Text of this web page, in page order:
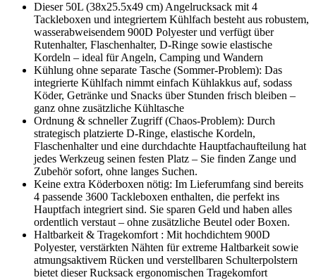
Dieser 50L (38x25.5x49 cm) Angelrucksack mit 4
Tackleboxen und integriertem Kühlfach besteht aus robustem,
wasserabweisendem 900D Polyester und verfügt über
Rutenhalter, Flaschenhalter, D-Ringe sowie elastische
Kordeln – ideal für Angeln, Camping und Wandern
Kühlung ohne separate Tasche (Sommer-Problem): Das
integrierte Kühlfach nimmt einfach Kühlakkus auf, sodass
Köder, Getränke und Snacks über Stunden frisch bleiben –
ganz ohne zusätzliche Kühltasche
Ordnung & schneller Zugriff (Chaos-Problem): Durch
strategisch platzierte D-Ringe, elastische Kordeln,
Flaschenhalter und eine durchdachte Hauptfachaufteilung hat
jedes Werkzeug seinen festen Platz – Sie finden Zange und
Zubehör sofort, ohne langes Suchen.
Keine extra Köderboxen nötig: Im Lieferumfang sind bereits
4 passende 3600 Tackleboxen enthalten, die perfekt ins
Hauptfach integriert sind. Sie sparen Geld und haben alles
ordentlich verstaut – ohne zusätzliche Beutel oder Boxen.
Haltbarkeit & Tragekomfort : Mit hochdichtem 900D
Polyester, verstärkten Nähten für extreme Haltbarkeit sowie
atmungsaktivem Rücken und verstellbaren Schulterpolstern
bietet dieser Rucksack ergonomischen Tragekomfort